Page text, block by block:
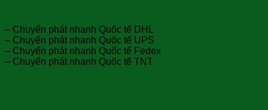
– Chuyển phát nhanh Quốc tế DHL
– Chuyển phát nhanh Quốc tế UPS
– Chuyển phát nhanh Quốc tế Fedex
– Chuyển phát nhanh Quốc tế TNT